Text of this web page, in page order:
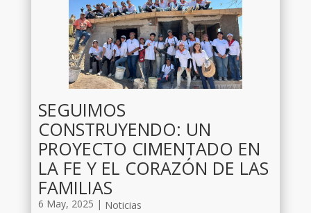
SEGUIMOS
CONSTRUYENDO: UN
PROYECTO CIMENTADO EN
LA FE Y EL CORAZÓN DE LAS
FAMILIAS
6 May, 2025 | Noticias